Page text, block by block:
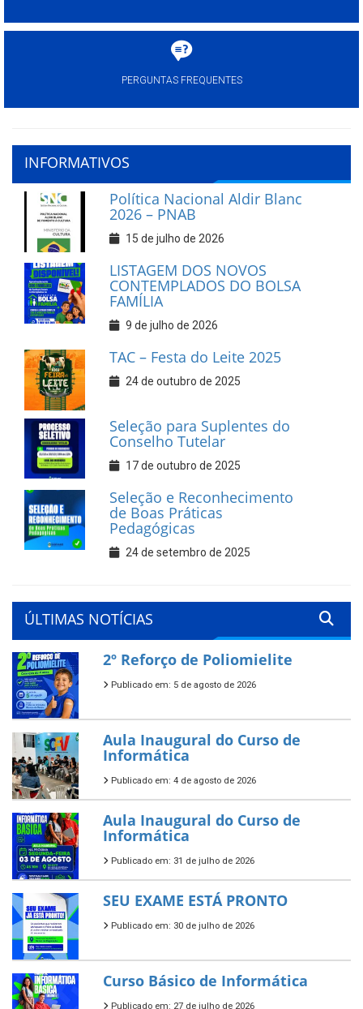
PERGUNTAS FREQUENTES
INFORMATIVOS
Política Nacional Aldir Blanc
2026 – PNAB
15 de julho de 2026
LISTAGEM DOS NOVOS
CONTEMPLADOS DO BOLSA
FAMÍLIA
9 de julho de 2026
TAC – Festa do Leite 2025
24 de outubro de 2025
Seleção para Suplentes do
Conselho Tutelar
17 de outubro de 2025
Seleção e Reconhecimento
de Boas Práticas
Pedagógicas
24 de setembro de 2025
ÚLTIMAS NOTÍCIAS
2º Reforço de Poliomielite
Publicado em: 5 de agosto de 2026
Aula Inaugural do Curso de
Informática
Publicado em: 4 de agosto de 2026
Aula Inaugural do Curso de
Informática
Publicado em: 31 de julho de 2026
SEU EXAME ESTÁ PRONTO
Publicado em: 30 de julho de 2026
Curso Básico de Informática
Publicado em: 27 de julho de 2026